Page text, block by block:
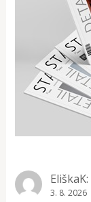
EliškaK:
3. 8. 2026